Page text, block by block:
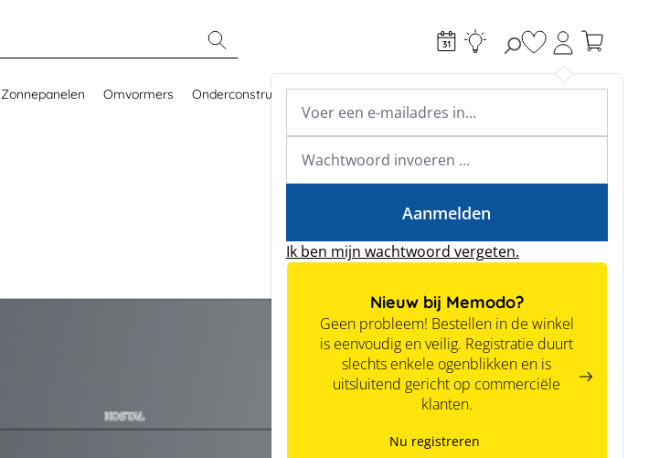
Academy & webinars
Expertkennis
Tools
Je hebt 0 items op
Ik ben mijn wachtwoord vergeten.
Aanmelden
Nieuw bij Memodo?
Geen probleem! Bestellen in de winkel
is eenvoudig en veilig. Registratie duurt
slechts enkele ogenblikken en is
uitsluitend gericht op commerciële
klanten.
Nu registreren
Zonnepanelen Omvormers Onderconstructie Toebehoren